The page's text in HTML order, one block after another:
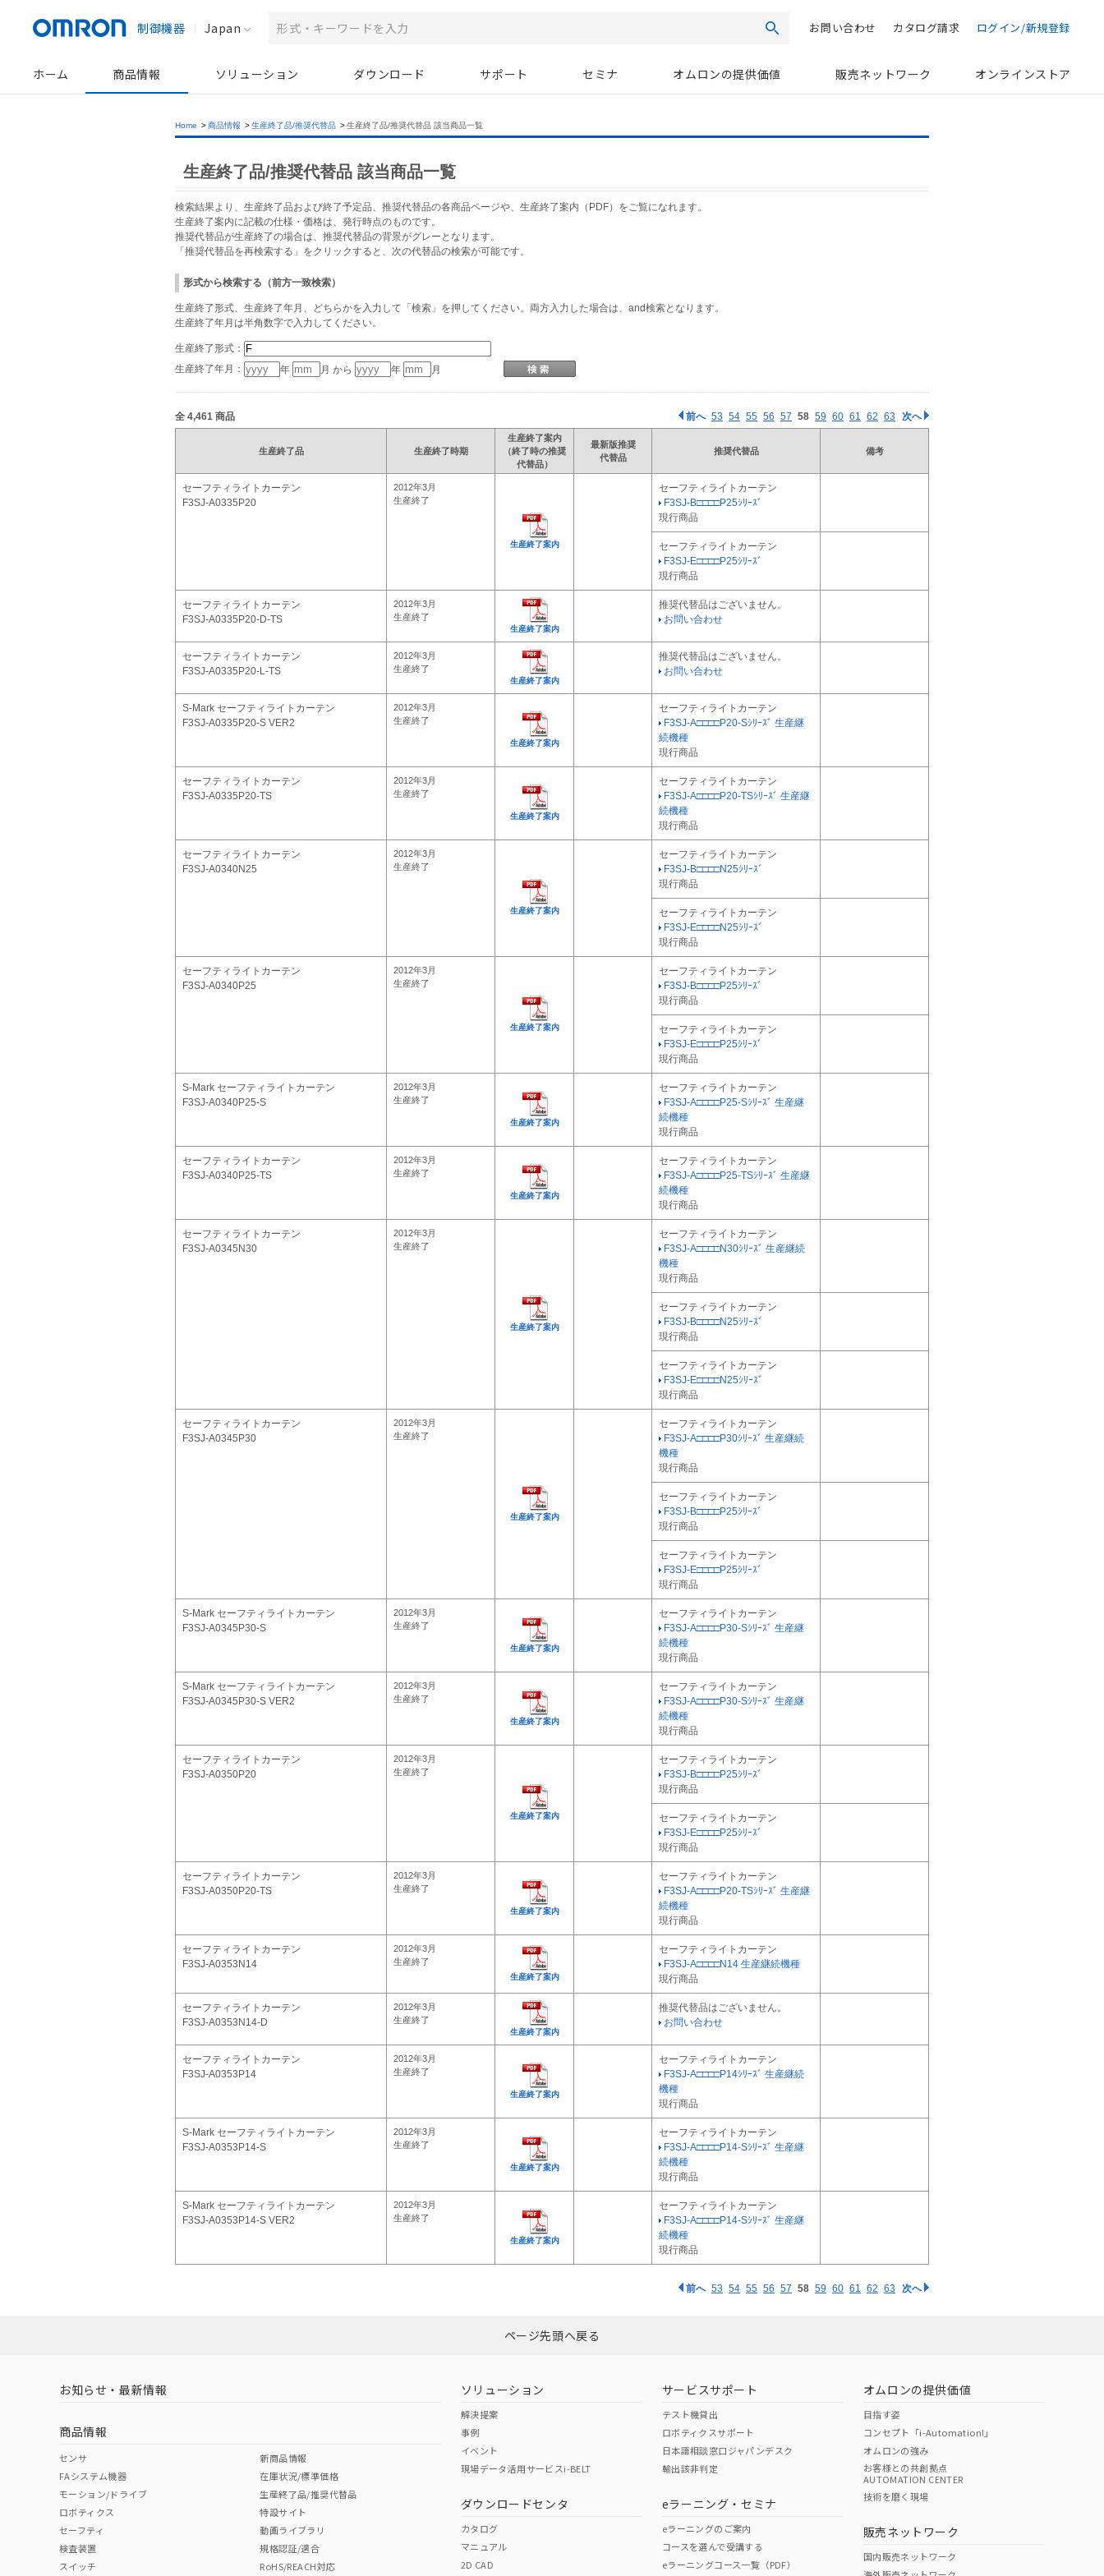
制御機器 Japan 検索お問い合わせ カタログ請求 ログイン/新規登録
ホーム 商品情報 ソリューション ダウンロード サポート セミナ オムロンの提供価値 販売ネットワーク オンラインストア
Home >商品情報 >生産終了品/推奨代替品 >生産終了品/推奨代替品 該当商品一覧
生産終了品/推奨代替品 該当商品一覧
検索結果より、生産終了品および終了予定品、推奨代替品の各商品ページや、生産終了案内（PDF）をご覧になれます。
生産終了案内に記載の仕様・価格は、発行時点のものです。
推奨代替品が生産終了の場合は、推奨代替品の背景がグレーとなります。
「推奨代替品を再検索する」をクリックすると、次の代替品の検索が可能です。
形式から検索する（前方一致検索）
生産終了形式、生産終了年月、どちらかを入力して「検索」を押してください。両方入力した場合は、and検索となります。
生産終了年月は半角数字で入力してください。
生産終了形式：
生産終了年月：
年 月 から 年 月
全 4,461 商品 前へ 53 54 55 56 57 58 59 60 61 62 63 次へ
生産終了品 生産終了時期
生産終了案内
（終了時の推奨
代替品）
最新版推奨
代替品
推奨代替品 備考
セーフティライトカーテン
F3SJ-A0335P20
2012年3月
生産終了
生産終了案内
セーフティライトカーテン
F3SJ-B□□□□P25ｼﾘｰｽﾞ
現行商品
セーフティライトカーテン
F3SJ-E□□□□P25ｼﾘｰｽﾞ
現行商品
セーフティライトカーテン
F3SJ-A0335P20-D-TS
2012年3月
生産終了
生産終了案内
推奨代替品はございません。
お問い合わせ
セーフティライトカーテン
F3SJ-A0335P20-L-TS
2012年3月
生産終了
生産終了案内
推奨代替品はございません。
お問い合わせ
S-Mark セーフティライトカーテン
F3SJ-A0335P20-S VER2
2012年3月
生産終了
生産終了案内
セーフティライトカーテン
F3SJ-A□□□□P20-Sｼﾘｰｽﾞ 生産継
続機種
現行商品
セーフティライトカーテン
F3SJ-A0335P20-TS
2012年3月
生産終了
生産終了案内
セーフティライトカーテン
F3SJ-A□□□□P20-TSｼﾘｰｽﾞ 生産継
続機種
現行商品
セーフティライトカーテン
F3SJ-A0340N25
2012年3月
生産終了
生産終了案内
セーフティライトカーテン
F3SJ-B□□□□N25ｼﾘｰｽﾞ
現行商品
セーフティライトカーテン
F3SJ-E□□□□N25ｼﾘｰｽﾞ
現行商品
セーフティライトカーテン
F3SJ-A0340P25
2012年3月
生産終了
生産終了案内
セーフティライトカーテン
F3SJ-B□□□□P25ｼﾘｰｽﾞ
現行商品
セーフティライトカーテン
F3SJ-E□□□□P25ｼﾘｰｽﾞ
現行商品
S-Mark セーフティライトカーテン
F3SJ-A0340P25-S
2012年3月
生産終了
生産終了案内
セーフティライトカーテン
F3SJ-A□□□□P25-Sｼﾘｰｽﾞ 生産継
続機種
現行商品
セーフティライトカーテン
F3SJ-A0340P25-TS
2012年3月
生産終了
生産終了案内
セーフティライトカーテン
F3SJ-A□□□□P25-TSｼﾘｰｽﾞ 生産継
続機種
現行商品
セーフティライトカーテン
F3SJ-A0345N30
2012年3月
生産終了
生産終了案内
セーフティライトカーテン
F3SJ-A□□□□N30ｼﾘｰｽﾞ 生産継続
機種
現行商品
セーフティライトカーテン
F3SJ-B□□□□N25ｼﾘｰｽﾞ
現行商品
セーフティライトカーテン
F3SJ-E□□□□N25ｼﾘｰｽﾞ
現行商品
セーフティライトカーテン
F3SJ-A0345P30
2012年3月
生産終了
生産終了案内
セーフティライトカーテン
F3SJ-A□□□□P30ｼﾘｰｽﾞ 生産継続
機種
現行商品
セーフティライトカーテン
F3SJ-B□□□□P25ｼﾘｰｽﾞ
現行商品
セーフティライトカーテン
F3SJ-E□□□□P25ｼﾘｰｽﾞ
現行商品
S-Mark セーフティライトカーテン
F3SJ-A0345P30-S
2012年3月
生産終了
生産終了案内
セーフティライトカーテン
F3SJ-A□□□□P30-Sｼﾘｰｽﾞ 生産継
続機種
現行商品
S-Mark セーフティライトカーテン
F3SJ-A0345P30-S VER2
2012年3月
生産終了
生産終了案内
セーフティライトカーテン
F3SJ-A□□□□P30-Sｼﾘｰｽﾞ 生産継
続機種
現行商品
セーフティライトカーテン
F3SJ-A0350P20
2012年3月
生産終了
生産終了案内
セーフティライトカーテン
F3SJ-B□□□□P25ｼﾘｰｽﾞ
現行商品
セーフティライトカーテン
F3SJ-E□□□□P25ｼﾘｰｽﾞ
現行商品
セーフティライトカーテン
F3SJ-A0350P20-TS
2012年3月
生産終了
生産終了案内
セーフティライトカーテン
F3SJ-A□□□□P20-TSｼﾘｰｽﾞ 生産継
続機種
現行商品
セーフティライトカーテン
F3SJ-A0353N14
2012年3月
生産終了
生産終了案内
セーフティライトカーテン
F3SJ-A□□□□N14 生産継続機種
現行商品
セーフティライトカーテン
F3SJ-A0353N14-D
2012年3月
生産終了
生産終了案内
推奨代替品はございません。
お問い合わせ
セーフティライトカーテン
F3SJ-A0353P14
2012年3月
生産終了
生産終了案内
セーフティライトカーテン
F3SJ-A□□□□P14ｼﾘｰｽﾞ 生産継続
機種
現行商品
S-Mark セーフティライトカーテン
F3SJ-A0353P14-S
2012年3月
生産終了
生産終了案内
セーフティライトカーテン
F3SJ-A□□□□P14-Sｼﾘｰｽﾞ 生産継
続機種
現行商品
S-Mark セーフティライトカーテン
F3SJ-A0353P14-S VER2
2012年3月
生産終了
生産終了案内
セーフティライトカーテン
F3SJ-A□□□□P14-Sｼﾘｰｽﾞ 生産継
続機種
現行商品
前へ 53 54 55 56 57 58 59 60 61 62 63 次へ
ページ先頭へ戻る
お知らせ・最新情報
商品情報
センサ
FAシステム機器
モーション/ドライブ
ロボティクス
セーフティ
検査装置
スイッチ
新商品情報
在庫状況/標準価格
生産終了品/推奨代替品
特設サイト
動画ライブラリ
規格認証/適合
RoHS/REACH対応
ソリューション
解決提案
事例
イベント
現場データ活用サービスi-BELT
ダウンロードセンタ
カタログ
マニュアル
2D CAD
サービスサポート
テスト機貸出
ロボティクスサポート
日本語相談窓口ジャパンデスク
輸出該非判定
eラーニング・セミナ
eラーニングのご案内
コースを選んで受講する
eラーニングコース一覧（PDF）
オムロンの提供価値
目指す姿
コンセプト「i-Automation!」
オムロンの強み
お客様との共創拠点
AUTOMATION CENTER
技術を磨く現場
販売ネットワーク
国内販売ネットワーク